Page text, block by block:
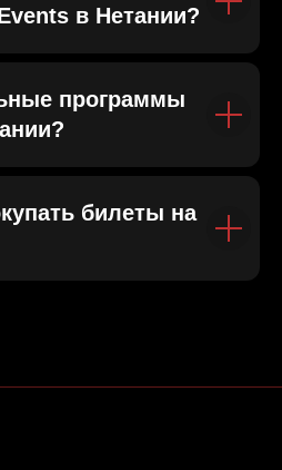
в Нетании?
программы
билеты на